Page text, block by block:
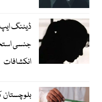
ڈیٹنگ ایپ
جنسی
انکشافات
بلوچستان